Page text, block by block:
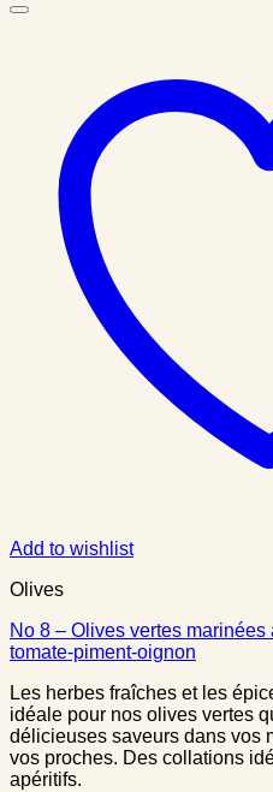
Add to wishlist
Olives
No 8 – Olives vertes
tomate-piment-oignon
Les herbes fraîches et les
idéale pour nos olives vertes
délicieuses saveurs dans vos
vos proches. Des collations
apéritifs.